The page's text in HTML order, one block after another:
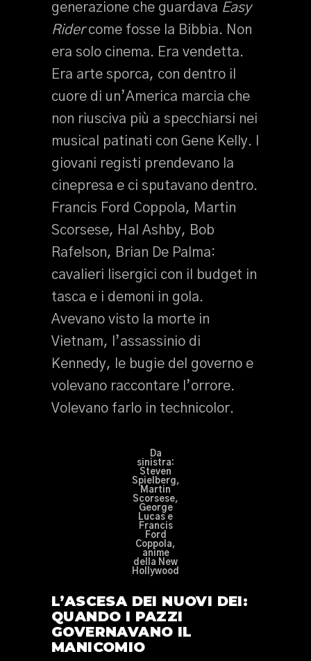
generazione che guardava Easy
Ridercome fosse la Bibbia. Non
era solo cinema. Era vendetta.
Era arte sporca, con dentro il
cuore di un’America marcia che
non riusciva più a specchiarsi nei
musical patinati con Gene Kelly. I
giovani registi prendevano la
cinepresa e ci sputavano dentro.
Francis Ford Coppola, Martin
Scorsese, Hal Ashby, Bob
Rafelson, Brian De Palma:
cavalieri lisergici con il budget in
tasca e i demoni in gola.
Avevano visto la morte in
Vietnam, l’assassinio di
Kennedy, le bugie del governo e
volevano raccontare l’orrore.
Volevano farlo in technicolor.
Da
sinistra:
Steven
Spielberg,
Martin
Scorsese,
George
Lucas e
Francis
Ford
Coppola,
anime
della New
Hollywood
L’ASCESA DEI NUOVI DEI:
QUANDO I PAZZI
GOVERNAVANO IL
MANICOMIO